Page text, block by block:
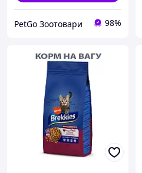
PetGo Зоотовари 98%